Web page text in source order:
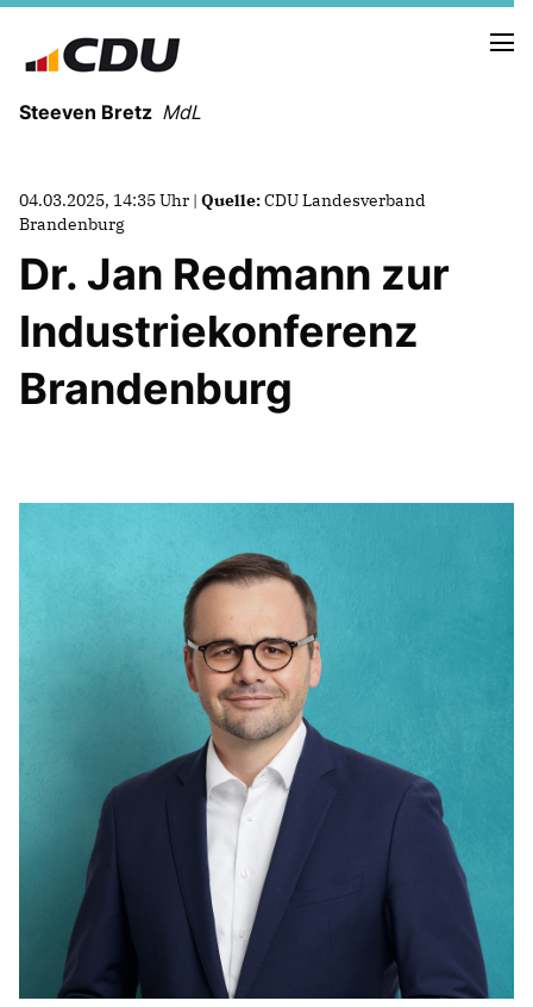
Steeven Bretz MdL
VITA
WAHLKREISBESUCHE
PRESSEFOTOS
MEIN BÜRGERBÜRO
Anträge CDU
Kleine Anfragen
CDU Deutschland
CDU Fraktion im Brandenburger Landtag
CDU Brandenburg
CDU Potsdam
04.03.2025, 14:35 Uhr | Quelle:CDU Landesverband
Brandenburg
Dr. Jan Redmann zur
Industriekonferenz
Brandenburg